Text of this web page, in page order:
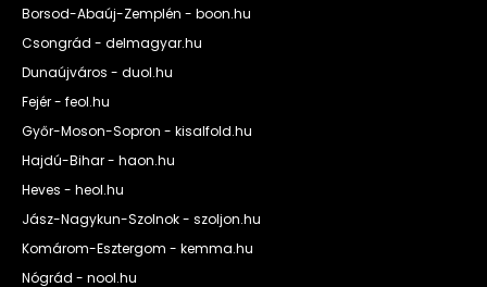
Borsod-Abaúj-Zemplén - boon.hu
Csongrád - delmagyar.hu
Dunaújváros - duol.hu
Fejér - feol.hu
Győr-Moson-Sopron - kisalfold.hu
Hajdú-Bihar - haon.hu
Heves - heol.hu
Jász-Nagykun-Szolnok - szoljon.hu
Komárom-Esztergom - kemma.hu
Nógrád - nool.hu